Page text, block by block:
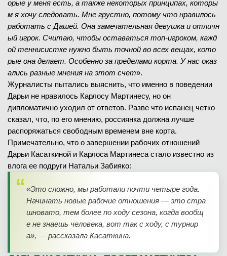
орые у меня есть, а также некоторых принципах, которы
м я хочу следовать. Мне грустно, потому что нравилось
работать с Дашей. Она замечательная девушка и отличн
ый игрок. Считаю, чтобы оставаться топ-игроком, кажд
ой теннисистке нужно быть точной во всех вещах, кото
рые она делает. Особенно за пределами корта. У нас оказ
ались разные мнения на этот счет».
Журналисты пытались выяснить, что именно в поведении
Дарьи не нравилось Карлосу Мартинесу, но он
дипломатично уходил от ответов. Разве что испанец четко
сказал, что, по его мнению, россиянка должна лучше
распоряжаться свободным временем вне корта.
Примечательно, что о завершении рабочих отношений
Дарьи Касаткиной и Карлоса Мартинеса стало известно из
влога ее подруги Натальи Забияко:
«Это сложно, мы работали почти четыре года.
Начинать новые рабочие отношения — это стра
шновато, тем более по ходу сезона, когда вообщ
е не знаешь человека, вот так с ходу, с турнир
а», — рассказала Касаткина.